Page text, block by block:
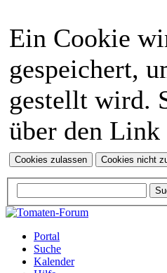
Ein Cookie
gespeichert,
gestellt wird.
über den Link
Portal
Suche
Kalender